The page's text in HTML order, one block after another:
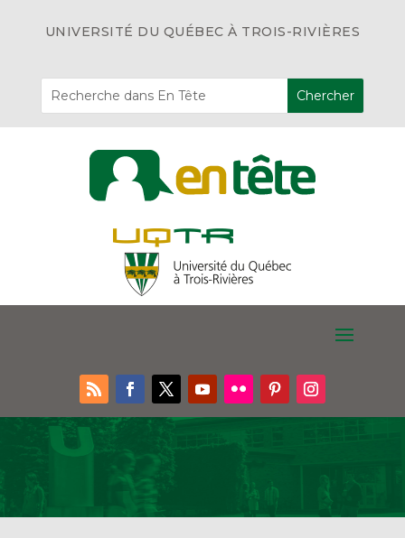
UNIVERSITÉ DU QUÉBEC À TROIS-RIVIÈRES